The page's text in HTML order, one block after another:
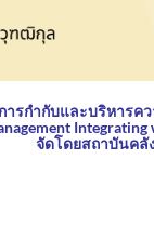
รกำกับและบริหารค
จัดโดยสถาบันคลั